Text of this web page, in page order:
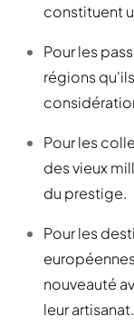
constituent
Pour les
régions
Pour les
des vieux
du prestige.
Pour les
nouveauté
leur artisanat.